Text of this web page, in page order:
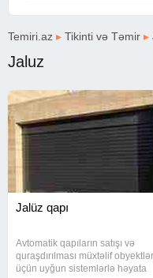
Temiri.az ▸ Tikinti və Təmir ▸
Jaluz
Jalüz qapı
Avtomatik qapıların satışı və
quraşdırılması müxtəlif obyektlər
üçün uyğun sistemlərlə həyata